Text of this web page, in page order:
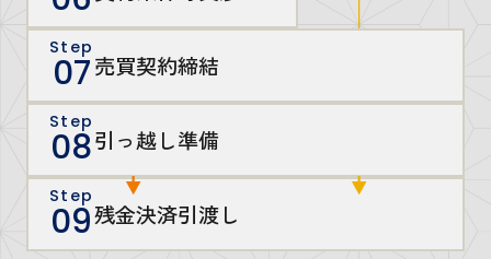
Step
07売買契約締結
Step
08引っ越し準備
Step
09残金決済引渡し